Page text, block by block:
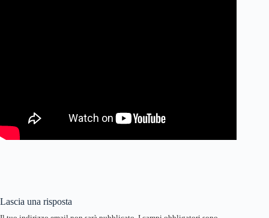
Lascia una risposta